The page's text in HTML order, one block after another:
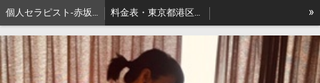
個人セラピスト-赤坂､出張リンパマッサージはアロマセジュール東京 料金表・東京都港区－本格派出張アロマオイルマッサージはセジュールへ
セジュールオーナーセラピスト健康ブログ
»